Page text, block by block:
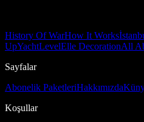
History Of WarHow It Works
UpYachtLevelElle DecorationAll
Sayfalar
Abonelik PaketleriHakkımızda
Koşullar